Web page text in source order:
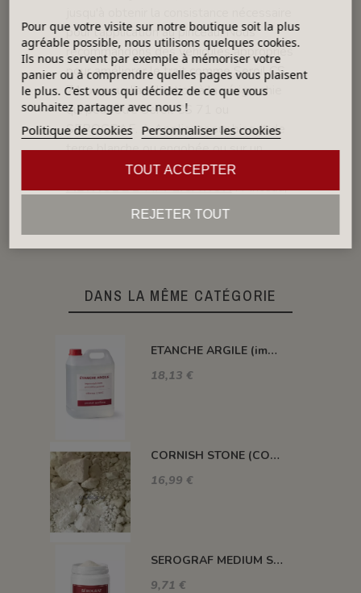
pour l'application au pinceau. Nous
recommandons des véhicules appropriés
pour améliorer le trait comme Seroil CS
71 ou pour l’application à la sérigraphie
qui peut être Seroil CS 71 ou
SEROGRAF. A Appliquer sur biscuit de
terre blanche ou engobée ou sur un
émail blanc cru.
MÉTHODE D'APPLICATION: Pinceau,
Brosse, Aérographe, éponge
DANS LA MÊME CATÉGORIE
ETANCHE ARGILE (impermeabilisant pour pièce poreuse)
18,13 €
CORNISH STONE (CORNWALL STONE)
16,99 €
SEROGRAF MEDIUM SERIGRAPHIQUE SECHAGE RAPIDE
9,71 €
Pour que votre visite sur notre boutique soit la plus
agréable possible, nous utilisons quelques cookies.
Ils nous servent par exemple à mémoriser votre
panier ou à comprendre quelles pages vous plaisent
le plus. C'est vous qui décidez de ce que vous
souhaitez partager avec nous !
Politique de cookies Personnaliser les cookies
REJETER TOUT
TOUT ACCEPTER